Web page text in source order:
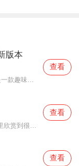
版本
腾讯视频下载安装2021最新版本是一款趣味性非常强的手机视频播放软件。在这款腾讯视频下载安装2021最新版本有很多当下热播的影片资源，在这里面可以看到有很多的精彩的影片，你想要观看的电视剧、电影、综艺、动漫等等统统都汇聚在这里面，影片的内容也都是非常丰富的，用户们
查看
查看
查看